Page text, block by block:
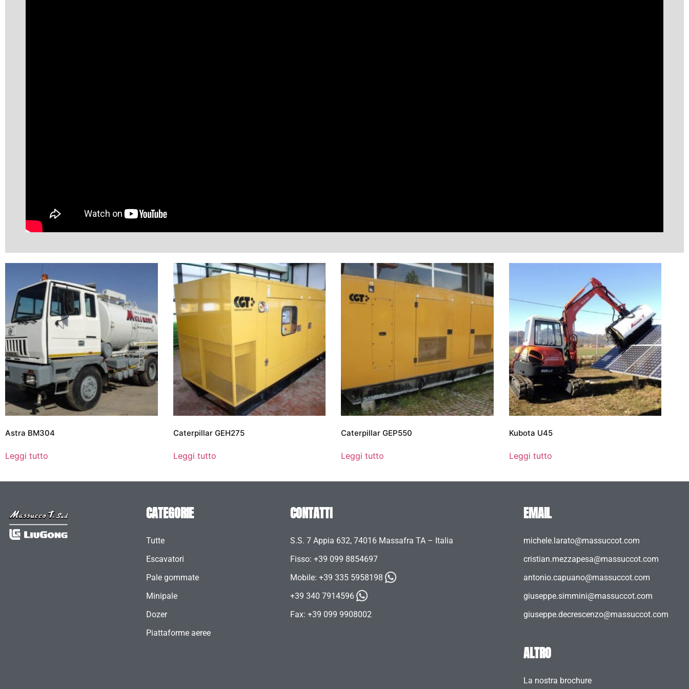
Astra BM304
Leggi tutto
Caterpillar GEH275
Leggi tutto
Caterpillar GEP550
Leggi tutto
Kubota U45
Leggi tutto
CATEGORIE
Tutte
Escavatori
Pale gommate
Minipale
Dozer
Piattaforme aeree
CONTATTI
S.S. 7 Appia 632, 74016 Massafra TA – Italia
Fisso: +39 099 8854697
Mobile: +39 335 5958198
+39 340 7914596
Fax: +39 099 9908002
EMAIL
michele.larato@massuccot.com
cristian.mezzapesa@massuccot.com
antonio.capuano@massuccot.com
giuseppe.simmini@massuccot.com
giuseppe.decrescenzo@massuccot.com
ALTRO
La nostra brochure